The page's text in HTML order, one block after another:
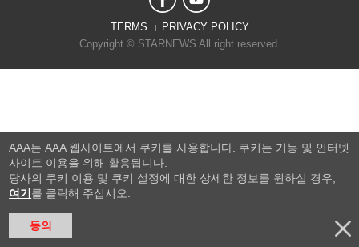
TERMS
PRIVACY POLICY
Copyright © STARNEWS All right reserved.
AAA는 AAA 웹사이트에서 쿠키를 사용합니다. 쿠키는 기능 및 인터넷
사이트 이용을 위해 활용됩니다.
당사의 쿠키 이용 및 쿠키 설정에 대한 상세한 정보를 원하실 경우,
여기 를 클릭해 주십시오.
동의